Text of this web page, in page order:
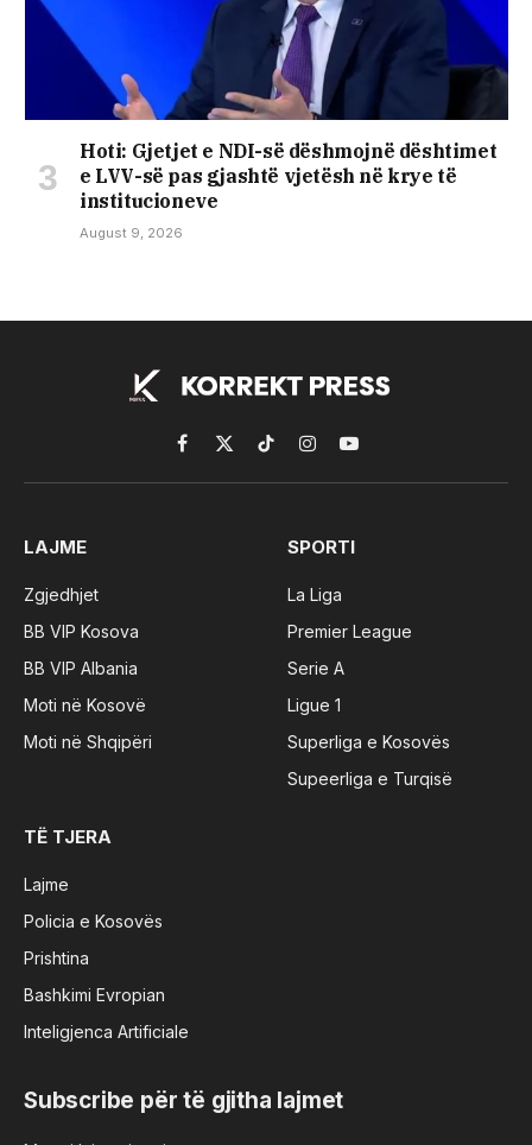
Hoti: Gjetjet e NDI-së dëshmojnë dështimet
e LVV-së pas gjashtë vjetësh në krye të
institucioneve
August 9, 2026
Facebook
X
(Twitter)
TikTokInstagramYouTube
LAJME
Zgjedhjet
BB VIP Kosova
BB VIP Albania
Moti në Kosovë
Moti në Shqipëri
SPORTI
La Liga
Premier League
Serie A
Ligue 1
Superliga e Kosovës
Supeerliga e Turqisë
TË TJERA
Lajme
Policia e Kosovës
Prishtina
Bashkimi Evropian
Inteligjenca Artificiale
Subscribe për të gjitha lajmet